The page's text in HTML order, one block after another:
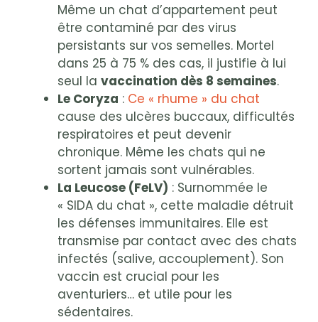
Même un chat d’appartement peut
être contaminé par des virus
persistants sur vos semelles. Mortel
dans 25 à 75 % des cas, il justifie à lui
seul la vaccination dès 8 semaines.
Le Coryza : Ce « rhume » du chat
cause des ulcères buccaux, difficultés
respiratoires et peut devenir
chronique. Même les chats qui ne
sortent jamais sont vulnérables.
La Leucose (FeLV) : Surnommée le
« SIDA du chat », cette maladie détruit
les défenses immunitaires. Elle est
transmise par contact avec des chats
infectés (salive, accouplement). Son
vaccin est crucial pour les
aventuriers… et utile pour les
sédentaires.